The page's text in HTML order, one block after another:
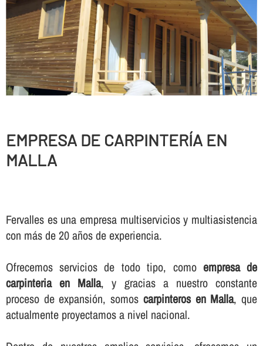
EMPRESA DE CARPINTERÍ­A EN
MALLA
Fervalles es una empresa multiservicios y multiasistencia
con más de 20 años de experiencia.
Ofrecemos servicios de todo tipo, como empresa de
carpinteria en Malla, y gracias a nuestro constante
proceso de expansión, somos carpinteros en Malla, que
actualmente proyectamos a nivel nacional.